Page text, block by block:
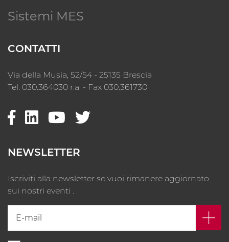
Sistemi MES
CONTATTI
Via della Musia, 52/54 - 25135 Brescia
Tel. 030.364030 r.a. - Fax 030.361730
NEWSLETTER
Iscriviti alla newsletter se vuoi rimanere aggiornato
sui nostri eventi .